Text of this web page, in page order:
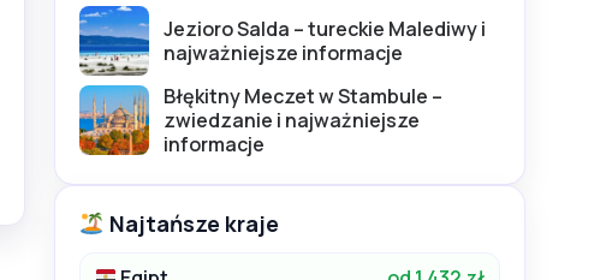
Jezioro Salda – tureckie Malediwy i
najważniejsze informacje
Błękitny Meczet w Stambule –
zwiedzanie i najważniejsze
informacje
Najtańsze kraje